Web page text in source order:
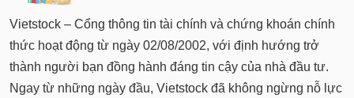
Tổng
quan
Giao
Vietstock – Cổng thông tin tài chính và chứng khoán chính
thức hoạt động từ ngày 02/08/2002, với định hướng trở
thành người bạn đồng hành đáng tin cậy của nhà đầu tư.
Ngay từ những ngày đầu, Vietstock đã không ngừng nỗ lực
VS-
SECTOR